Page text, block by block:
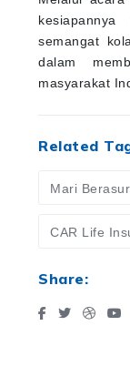
semangat
dalam
masyarakat
Related
Mari
CAR Life
Share: